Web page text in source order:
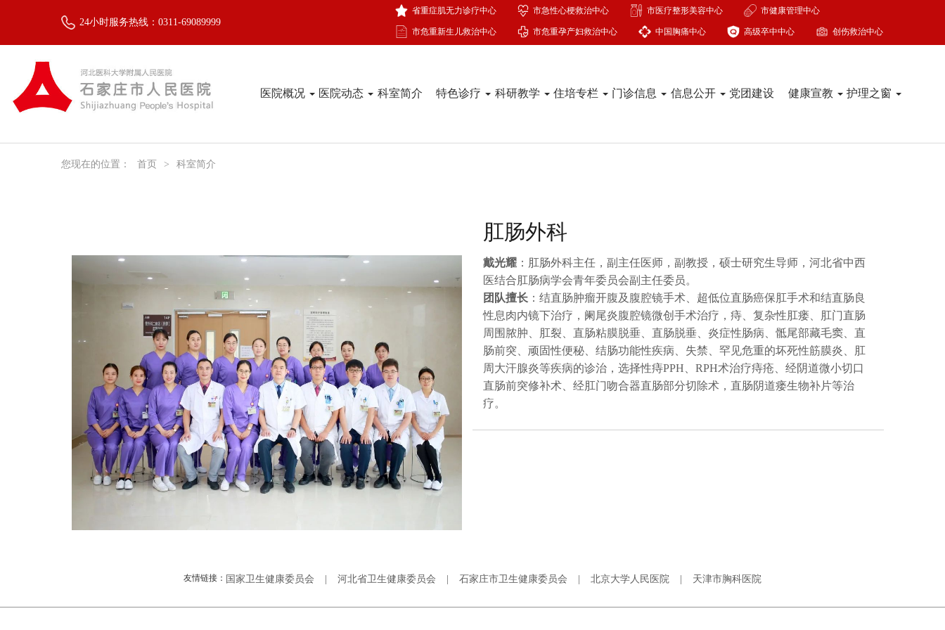
24小时服务热线：0311-69089999
省重症肌无力诊疗中心 市急性心梗救治中心 市医疗整形美容中心 市健康管理中心
市危重新生儿救治中心 市危重孕产妇救治中心 中国胸痛中心 高级卒中中心 创伤救治中心
医院概况 医院动态 科室简介 特色诊疗 科研教学 住培专栏 门诊信息 信息公开 党团建设 健康宣教 护理之窗
您现在的位置： 首页 > 科室简介
肛肠外科
戴光耀 ：肛肠外科主任，副主任医师，副教授，硕士研究生导师，河北省中西
医结合肛肠病学会青年委员会副主任委员。
团队擅长 ：结直肠肿瘤开腹及腹腔镜手术、超低位直肠癌保肛手术和结直肠良
性息肉内镜下治疗，阑尾炎腹腔镜微创手术治疗，痔、复杂性肛瘘、肛门直肠
周围脓肿、肛裂、直肠粘膜脱垂、直肠脱垂、炎症性肠病、骶尾部藏毛窦、直
肠前突、顽固性便秘、结肠功能性疾病、失禁、罕见危重的坏死性筋膜炎、肛
周大汗腺炎等疾病的诊治，选择性痔PPH、RPH术治疗痔疮、经阴道微小切口
直肠前突修补术、经肛门吻合器直肠部分切除术，直肠阴道瘘生物补片等治
疗。
友情链接： 国家卫生健康委员会 河北省卫生健康委员会 石家庄市卫生健康委员会 北京大学人民医院 天津市胸科医院